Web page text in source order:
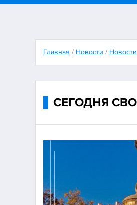
Главная / Новости /
СЕГОДНЯ